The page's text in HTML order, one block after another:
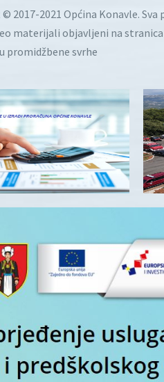
2017-2021 Općina Konavle. Sva
materijali objavljeni na
promidžbene svrhe